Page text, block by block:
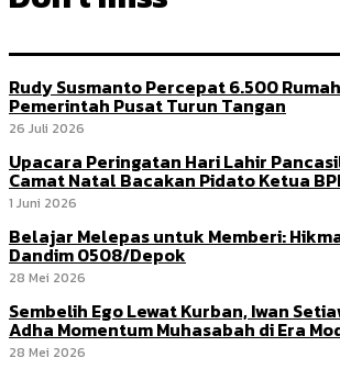
Rudy Susmanto Percepat 6.500
Pemerintah Pusat Turun Tangan
26 Juli 2026
Upacara Peringatan Hari Lahir
Camat Natal Bacakan Pidato Ketua
1 Juni 2026
Belajar Melepas untuk Memberi:
Dandim 0508/Depok
28 Mei 2026
Sembelih Ego Lewat Kurban, Iwan
Adha Momentum Muhasabah di Era
28 Mei 2026